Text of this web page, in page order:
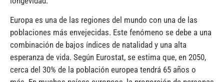
Europa es una de las regiones del mundo con una de las
poblaciones más envejecidas. Este fenómeno se debe a una
combinación de bajos índices de natalidad y una alta
esperanza de vida. Según Eurostat, se estima que, en 2050,
cerca del 30% de la población europea tendrá 65 años o